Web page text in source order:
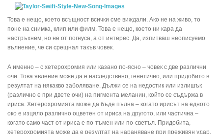
Това е нещо, което всъщност всички сме виждали. Ако не на живо, то
поне на снимка, клип или филм. Това е нещо, което ни кара да
настръхнем, но не от погнуса, а от интерес. Да, изпитваш неописуемо
вълнение, че си срещнал такъв човек.
А именно – с хетерохромия или казано по-ясно – човек с две различни
очи. Това явление може да е наследствено, генетично, или придобито в
резултат на някакво заболяване. Дължи се на недостик или излишък
(различно е при двете очи) на пигмента меланин, който се съдържа в
ириса. Хетерохромията може да бъде пълна – когато ирисът на едното
око е изцяло различно оцветен от ириса на другото, или частична –
когато само част от ириса е по-тъмен или по-светъл. Придобита,
хетерохромията може да е резултат на нараняване при преживян удар,